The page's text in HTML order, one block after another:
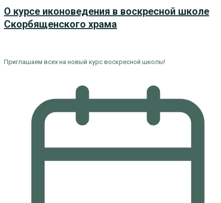
О курсе иконоведения в воскресной школе
Скорбященского храма
Приглашаем всех на новый курс воскресной школы!